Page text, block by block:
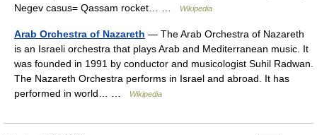
Negev casus= Qassam rocket… …
Wikipedia
Arab Orchestra of Nazareth — The Arab Orchestra of Nazareth
is an Israeli orchestra that plays Arab and Mediterranean music. It
was founded in 1991 by conductor and musicologist Suhil Radwan.
The Nazareth Orchestra performs in Israel and abroad. It has
performed in world… …
Wikipedia